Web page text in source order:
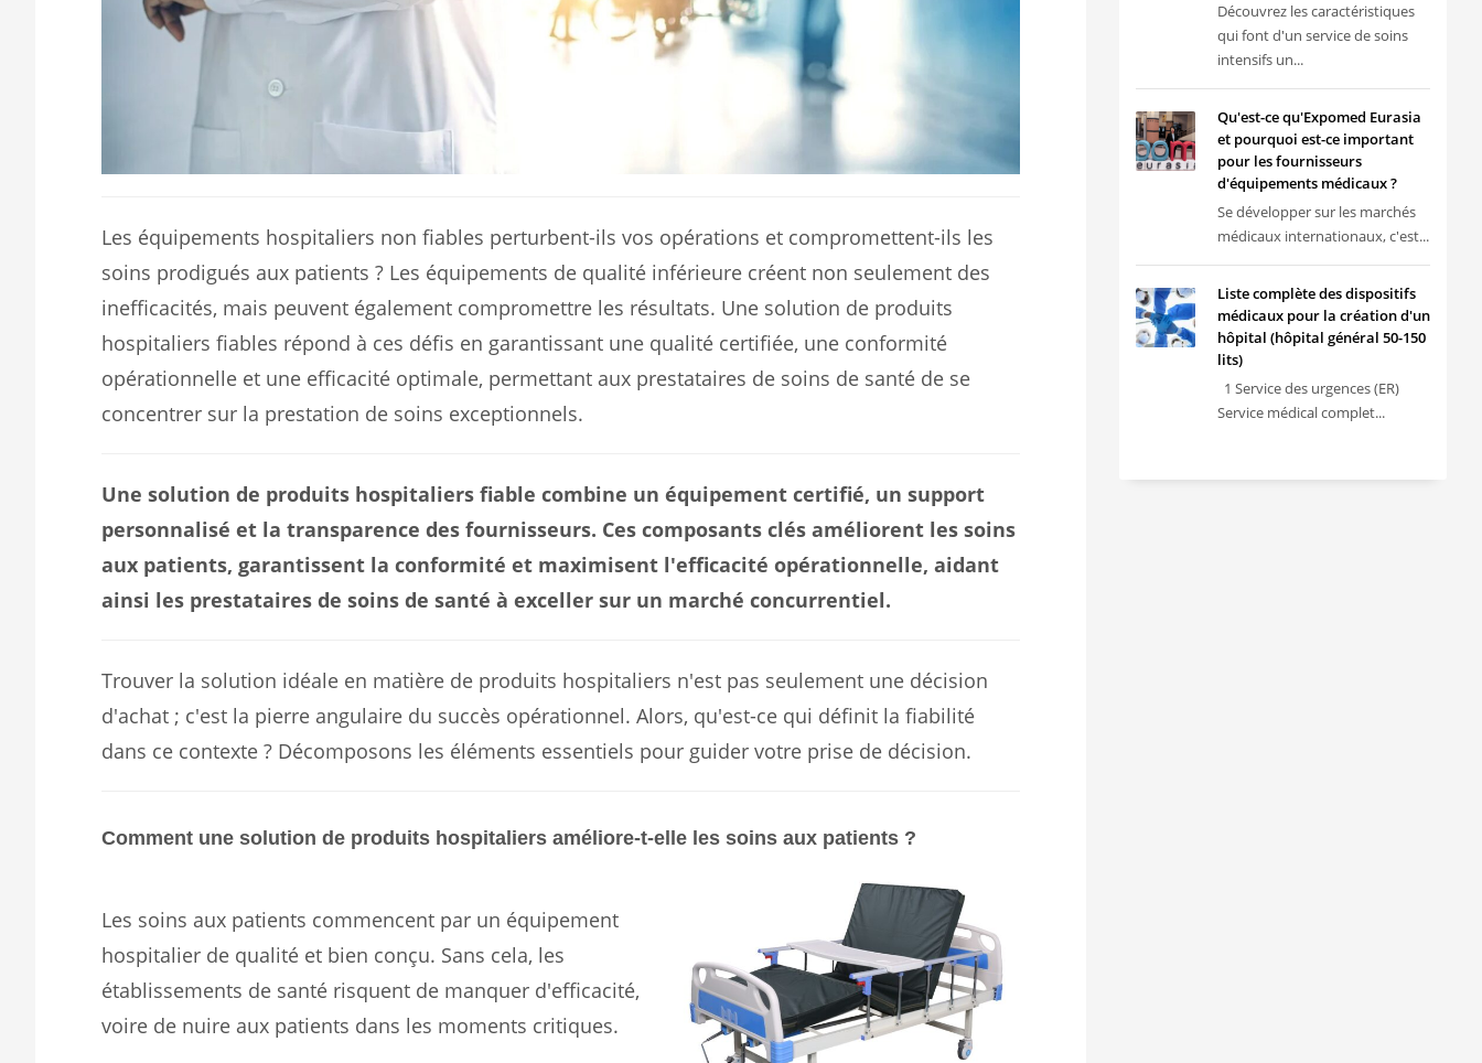
Les équipements hospitaliers non fiables perturbent-ils vos opérations et compromettent-ils les
soins prodigués aux patients ? Les équipements de qualité inférieure créent non seulement des
inefficacités, mais peuvent également compromettre les résultats. Une solution de produits
hospitaliers fiables répond à ces défis en garantissant une qualité certifiée, une conformité
opérationnelle et une efficacité optimale, permettant aux prestataires de soins de santé de se
concentrer sur la prestation de soins exceptionnels.
Une solution de produits hospitaliers fiable combine un équipement certifié, un support
personnalisé et la transparence des fournisseurs. Ces composants clés améliorent les soins
aux patients, garantissent la conformité et maximisent l'efficacité opérationnelle, aidant
ainsi les prestataires de soins de santé à exceller sur un marché concurrentiel.
Trouver la solution idéale en matière de produits hospitaliers n'est pas seulement une décision
d'achat ; c'est la pierre angulaire du succès opérationnel. Alors, qu'est-ce qui définit la fiabilité
dans ce contexte ? Décomposons les éléments essentiels pour guider votre prise de décision.
Comment une solution de produits hospitaliers améliore-t-elle les soins aux patients ?
Les soins aux patients commencent par un équipement
hospitalier de qualité et bien conçu. Sans cela, les
établissements de santé risquent de manquer d'efficacité,
voire de nuire aux patients dans les moments critiques.
Découvrez les caractéristiques
qui font d'un service de soins
intensifs un...
Qu'est-ce qu'Expomed Eurasia
et pourquoi est-ce important
pour les fournisseurs
d'équipements médicaux ?
Se développer sur les marchés
médicaux internationaux, c'est...
Liste complète des dispositifs
médicaux pour la création d'un
hôpital (hôpital général 50-150
lits)
1 Service des urgences (ER)
Service médical complet...